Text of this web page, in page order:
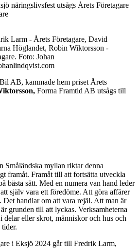
näringslivsfest utsågs Årets Företagare
Larm - Årets Företagare, David
Höglandet, Robin Wiktorsson -
Foto: Johan
AB, kammade hem priset Årets
Forma Framtid AB utsågs till
Småländska myllan riktar denna
framåt. Framåt till att fortsätta utveckla
bästa sätt. Med en numera van hand leder
själv vara ett föredöme. Att göra affärer
Det handlar om att vara rejäl. Att man är
grunden till att lyckas. Verksamheterna
delar eller skrot, människor och hus och
i Eksjö 2024 går till Fredrik Larm,